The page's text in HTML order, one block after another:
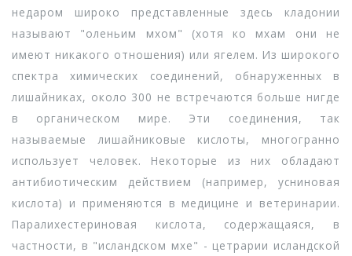
недаром широко представленные здесь кладонии
называют "оленьим мхом" (хотя ко мхам они не
имеют никакого отношения) или ягелем. Из широкого
спектра химических соединений, обнаруженных в
лишайниках, около 300 не встречаются больше нигде
в органическом мире. Эти соединения, так
называемые лишайниковые кислоты, многогранно
использует человек. Некоторые из них обладают
антибиотическим действием (например, усниновая
кислота) и применяются в медицине и ветеринарии.
Паралихестериновая кислота, содержащаяся, в
частности, в "исландском мхе" - цетрарии исландской